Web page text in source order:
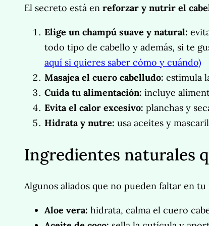
El secreto está en reforzar y nutrir el
Elige un champú suave y natural:
todo tipo de cabello y además, si te
aquí si quieres saber cómo y cuándo)
Masajea el cuero cabelludo: estimula
Cuida tu alimentación: incluye
Evita el calor excesivo: planchas y
Hidrata y nutre: usa aceites y
Ingredientes naturales
Algunos aliados que no pueden faltar en
Aloe vera: hidrata, calma el cuero